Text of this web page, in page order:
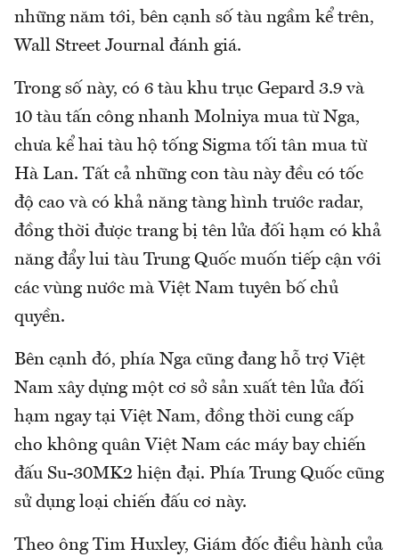
những năm tới, bên cạnh số tàu ngầm kể trên,
Wall Street Journal đánh giá.
Trong số này, có 6 tàu khu trục Gepard 3.9 và
10 tàu tấn công nhanh Molniya mua từ Nga,
chưa kể hai tàu hộ tống Sigma tối tân mua từ
Hà Lan. Tất cả những con tàu này đều có tốc
độ cao và có khả năng tàng hình trước radar,
đồng thời được trang bị tên lửa đối hạm có khả
năng đẩy lui tàu Trung Quốc muốn tiếp cận với
các vùng nước mà Việt Nam tuyên bố chủ
quyền.
Bên cạnh đó, phía Nga cũng đang hỗ trợ Việt
Nam xây dựng một cơ sở sản xuất tên lửa đối
hạm ngay tại Việt Nam, đồng thời cung cấp
cho không quân Việt Nam các máy bay chiến
đấu Su-30MK2 hiện đại. Phía Trung Quốc cũng
sử dụng loại chiến đấu cơ này.
Theo ông Tim Huxley, Giám đốc điều hành của